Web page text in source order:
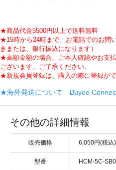
★商品代金5500円以上で送料無料
★15時から24時まで、お電話でのお問
きまたは、銀行振込になります）
★高額金額の場合、ご本人確認やお支
ございます。ご了承ください。
★新規会員登録は、購入の際に登録が
★海外発送について Buyee
その他の詳細情報
販売価格 6,050円(税込)
型番 HCM-5C-